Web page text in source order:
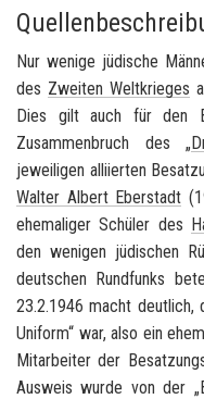
Nur wenige jüdische
des Zweiten Weltkrieges
Dies gilt auch für den
Zusammenbruch des „
jeweiligen alliierten
Walter Albert Eberstadt
ehemaliger Schüler des
den wenigen jüdischen
deutschen Rundfunks
23.2.1946 macht deutlich,
Uniform“ war, also ein
Mitarbeiter der
Ausweis wurde von der